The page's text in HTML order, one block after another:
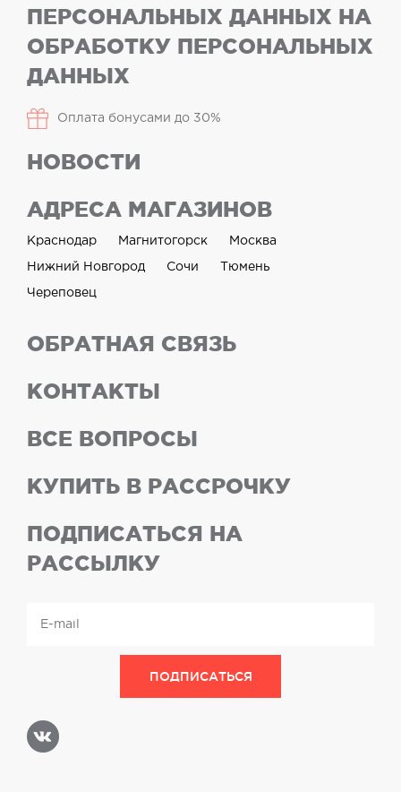
ПЕРСОНАЛЬНЫХ ДАННЫХ НА
ОБРАБОТКУ ПЕРСОНАЛЬНЫХ
ДАННЫХ
Оплата бонусами до 30%
НОВОСТИ
АДРЕСА МАГАЗИНОВ
Краснодар Магнитогорск Москва
Нижний Новгород Сочи Тюмень
Череповец
ОБРАТНАЯ СВЯЗЬ
КОНТАКТЫ
ВСЕ ВОПРОСЫ
КУПИТЬ В РАССРОЧКУ
ПОДПИСАТЬСЯ НА
РАССЫЛКУ